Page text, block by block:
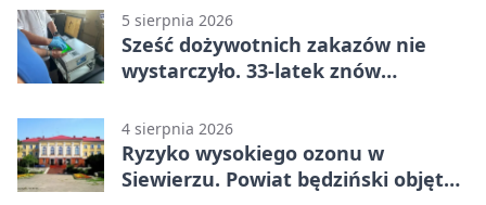
5 sierpnia 2026
Sześć dożywotnich zakazów nie
wystarczyło. 33-latek znów
4 sierpnia 2026
Ryzyko wysokiego ozonu w
Siewierzu. Powiat będziński objęty